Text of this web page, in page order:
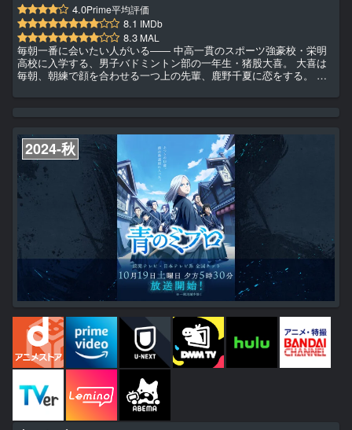
4.0Prime平均評価
8.1 IMDb
8.3 MAL
毎朝一番に会いたい人がいる―― 中高一貫のスポーツ強豪校・栄明
高校に入学する、男子バドミントン部の一年生・猪股大喜。 大喜は
毎朝、朝練で顔を合わせる一つ上の先輩、鹿野千夏に恋をする。 千
花。 部活に恋に勉強に、大喜にとって忙しい高校生活がはじまる、
2024-秋